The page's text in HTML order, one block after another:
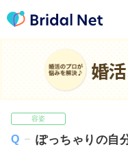
婚
容姿
ぽっちゃりの自